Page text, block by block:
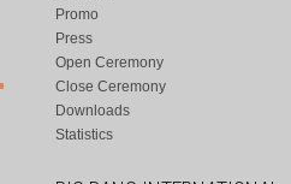
Promo
Press
Open Ceremony
Close Ceremony
Downloads
Statistics